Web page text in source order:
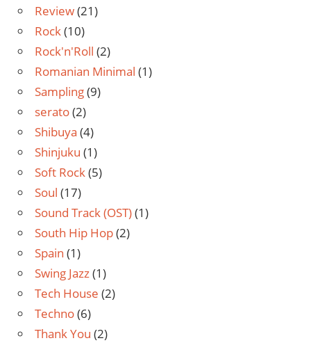
Review(21)
Rock(10)
Rock'n'Roll (2)
Romanian Minimal (1)
Sampling(9)
serato(2)
Shibuya (4)
Shinjuku (1)
Soft Rock(5)
Soul (17)
Sound Track (OST)(1)
South Hip Hop(2)
Spain (1)
Swing Jazz(1)
Tech House (2)
Techno(6)
Thank You (2)